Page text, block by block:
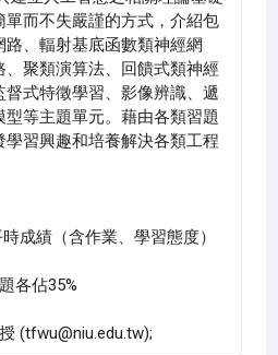
而不失嚴謹的方式，介紹包
、輻射基底函數類神經網
聚類演算法、回饋式類神經
式特徵學習、影像辨識、遞
等主題單元。藉由各類習題
習興趣和培養解決各類工程
成績（含作業、學習態度）
各佔35%
(tfwu@niu.edu.tw);